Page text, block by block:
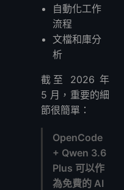
問題 3：模型速度慢
問題 4：上下文溢出
在 VPS 上運行 AI 代理之前的安全提示
我需要 API 密鑰嗎？
自動化工作
流程
文檔和庫分
析
截至 2026 年
5 月，重要的細
節很簡單：
OpenCode
+ Qwen 3.6
Plus 可以作
為免費的 AI